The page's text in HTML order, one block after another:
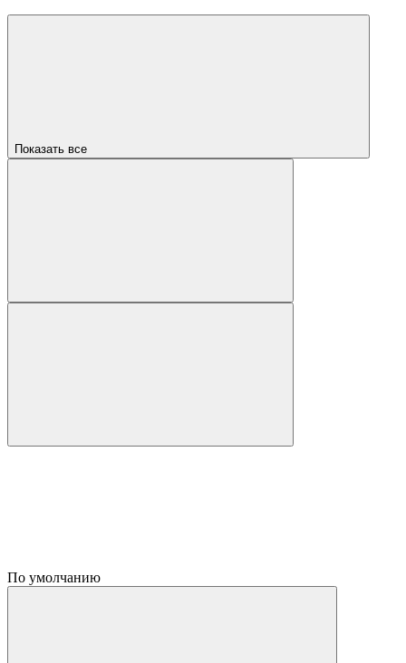
Показать все
По умолчанию